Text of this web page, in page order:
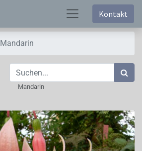
Kontakt
Mandarin
Mandarin